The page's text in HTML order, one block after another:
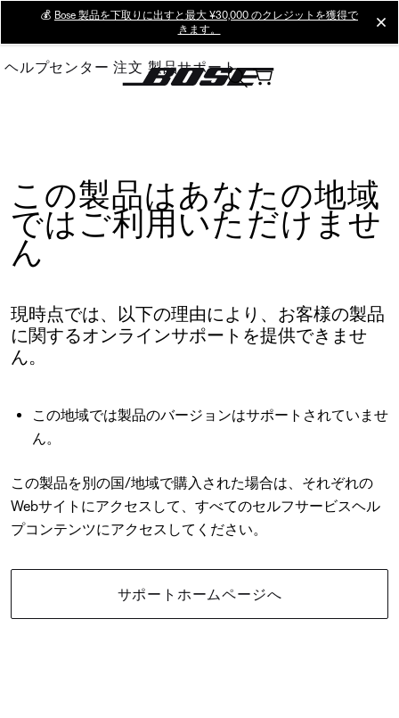
Main
💰 Bose 製品を下取りに出すと最大 ¥30,000 のクレジットを獲得で
きます。
ヘルプセンター 注文 製品サポート
この製品はあなたの地域
ではご利用いただけませ
ん
現時点では、以下の理由により、お客様の製品
に関するオンラインサポートを提供できませ
ん。
この地域では製品のバージョンはサポートされていませ
ん。
この製品を別の国/地域で購入された場合は、それぞれの
Webサイトにアクセスして、すべてのセルフサービスヘル
プコンテンツにアクセスしてください。
サポートホームページへ